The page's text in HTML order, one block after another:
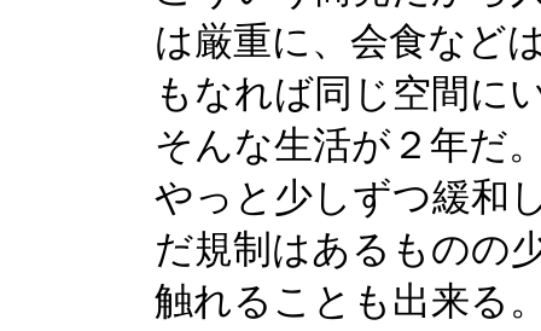
は厳重に、会食など
もなれば同じ空間に
そんな生活が２年だ
やっと少しずつ緩和
だ規制はあるものの
触れることも出来る